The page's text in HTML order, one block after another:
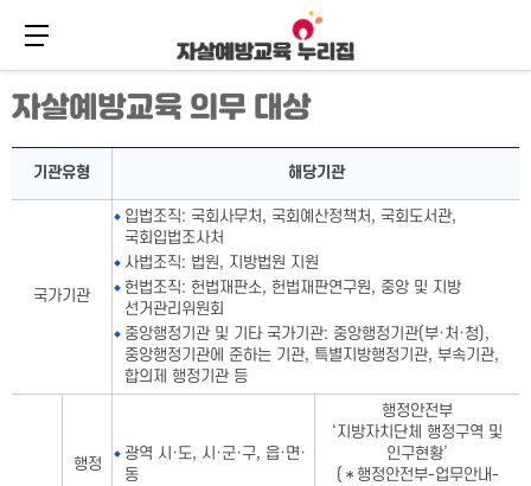
주
메
뉴
바
본
문
바
로
메뉴 버튼
자살예방교육 의무 대상
기관유형 해당기관
국가기관
입법조직: 국회사무처, 국회예산정책처, 국회도서관,
국회입법조사처
사법조직: 법원, 지방법원 지원
헌법조직: 헌법재판소, 헌법재판연구원, 중앙 및 지방
선거관리위원회
중앙행정기관 및 기타 국가기관: 중앙행정기관(부·처·청),
중앙행정기관에 준하는 기관, 특별지방행정기관, 부속기관,
합의제 행정기관 등
행정
광역 시·도, 시·군·구, 읍·면·
동
행정안전부
‘지방자치단체 행정구역 및
인구현황’
(＊행정안전부-업무안내-